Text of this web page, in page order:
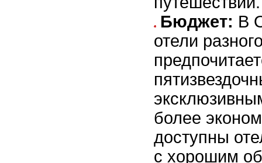
Бюджет: В
отели
более
доступны
с хорошим